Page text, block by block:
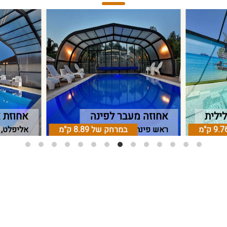
אליפלט,
אחוזה מעבר לפינה
ראש פינה, גליל עליון
במרחק של8.89 ק"מ ק"מ